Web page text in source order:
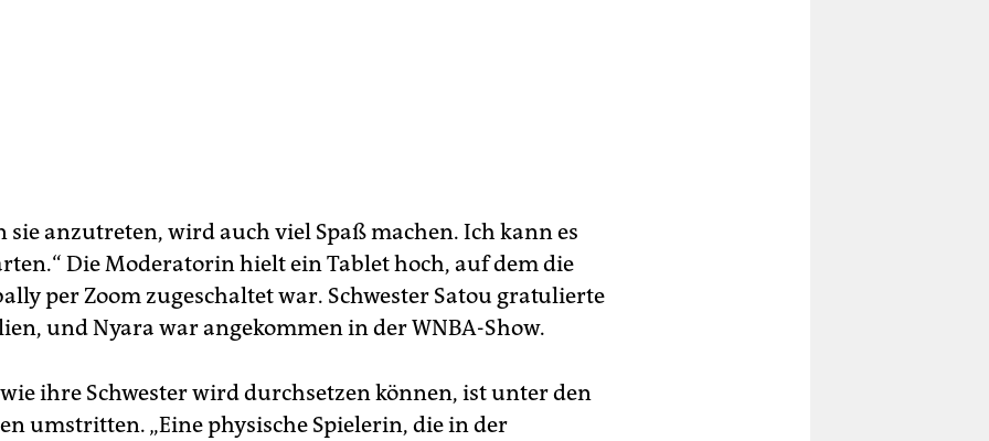
sie anzutreten, wird auch viel Spaß machen. Ich kann es
Die Moderatorin hielt ein Tablet hoch, auf dem die
per Zoom zugeschaltet war. Schwester Satou gratulierte
und Nyara war angekommen in der WNBA-Show.
ihre Schwester wird durchsetzen können, ist unter den
umstritten. „Eine physische Spielerin, die in der